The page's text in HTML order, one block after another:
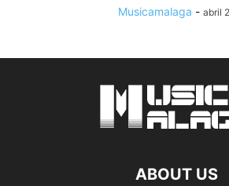
Musicamalaga - abril
ABOUT US